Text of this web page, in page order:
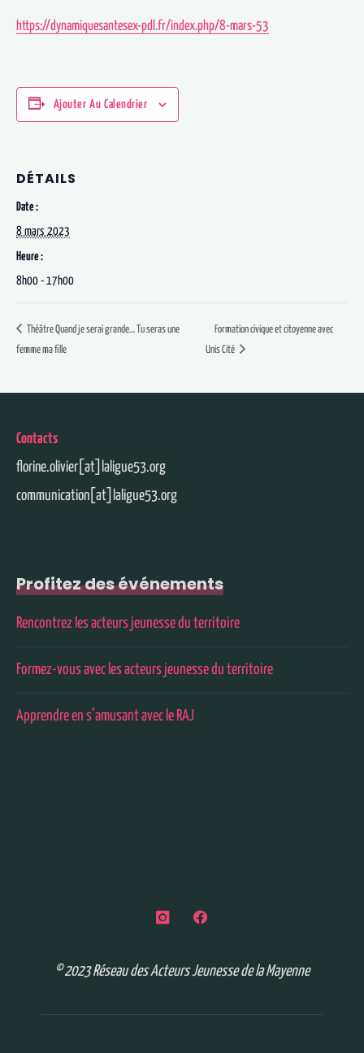
https://dynamiquesantesex-pdl.fr/index.php/8-mars-53
Ajouter Au Calendrier
DÉTAILS
Date :
8 mars 2023
Heure :
8h00 - 17h00
Théâtre Quand je serai grande… Tu seras une
femme ma fille
Formation civique et citoyenne avec
Unis Cité
Contacts
florine.olivier[at]laligue53.org
communication[at]laligue53.org
Profitez des événements
Rencontrez les acteurs jeunesse du territoire
Formez-vous avec les acteurs jeunesse du territoire
Apprendre en s’amusant avec le RAJ
© 2023 Réseau des Acteurs Jeunesse de la Mayenne